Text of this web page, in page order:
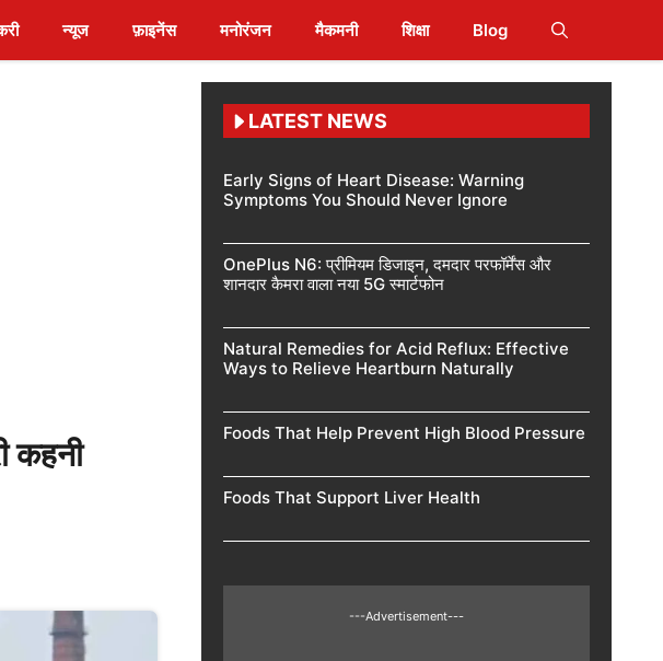
न्यूज फ़ाइनेंस मनोरंजन मैकमनी शिक्षा Blog
कहनी
LATEST NEWS
Early Signs of Heart Disease: Warning
Symptoms You Should Never Ignore
OnePlus N6: प्रीमियम डिजाइन, दमदार परफॉर्मेंस और
शानदार कैमरा वाला नया 5G स्मार्टफोन
Natural Remedies for Acid Reflux: Effective
Ways to Relieve Heartburn Naturally
Foods That Help Prevent High Blood Pressure
Foods That Support Liver Health
---Advertisement---